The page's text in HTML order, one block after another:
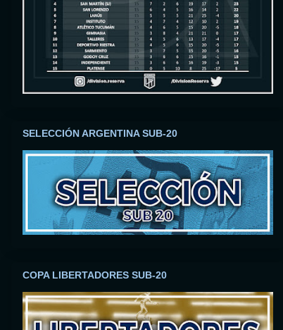
SELECCIÓN ARGENTINA SUB-20
COPA LIBERTADORES SUB-20